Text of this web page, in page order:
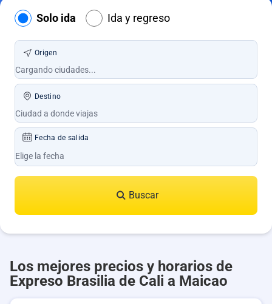
Solo ida Ida y regreso
Origen
Destino
Fecha de salida
Buscar
Los mejores precios y horarios de
Expreso Brasilia de Cali a Maicao